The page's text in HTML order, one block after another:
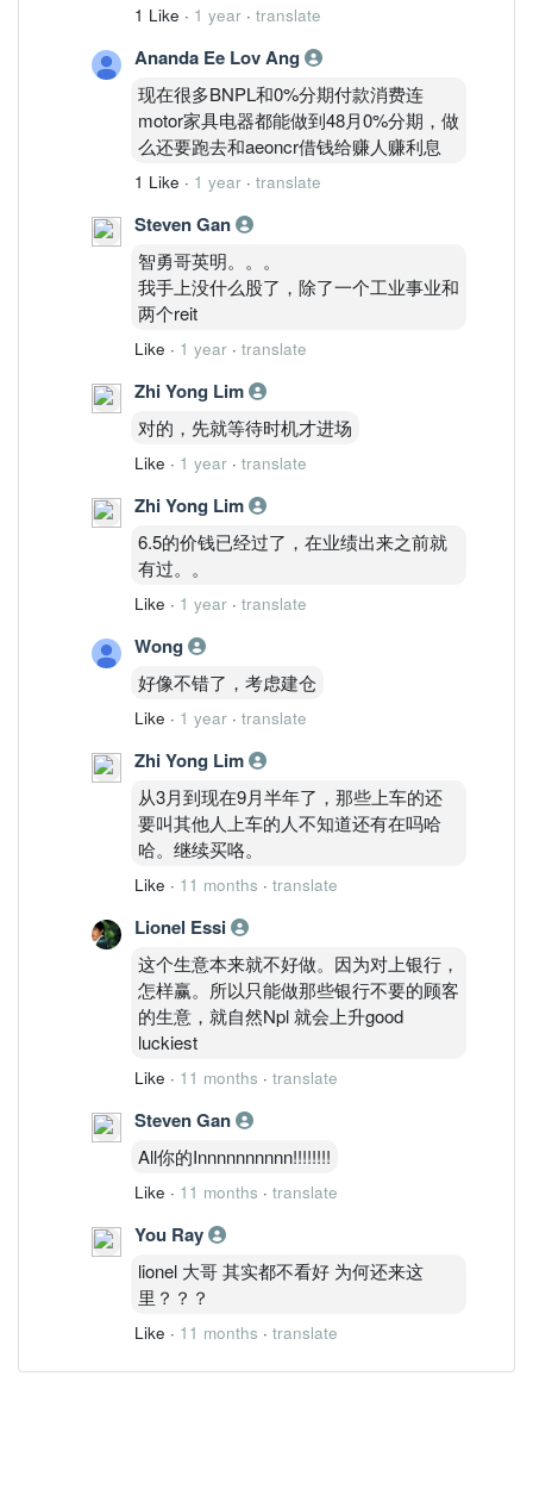
1 Like · 1 year · translate
Ananda Ee Lov Ang
现在很多BNPL和0%分期付款消费连
motor家具电器都能做到48月0%分期，做
么还要跑去和aeoncr借钱给赚人赚利息
1 Like · 1 year · translate
Steven Gan
智勇哥英明。。。
我手上没什么股了，除了一个工业事业和
两个reit
Like · 1 year · translate
Zhi Yong Lim
对的，先就等待时机才进场
Like · 1 year · translate
Zhi Yong Lim
6.5的价钱已经过了，在业绩出来之前就
有过。。
Like · 1 year · translate
Wong
好像不错了，考虑建仓
Like · 1 year · translate
Zhi Yong Lim
从3月到现在9月半年了，那些上车的还
要叫其他人上车的人不知道还有在吗哈
哈。继续买咯。
Like · 11 months · translate
Lionel Essi
这个生意本来就不好做。因为对上银行，
怎样赢。所以只能做那些银行不要的顾客
的生意，就自然Npl 就会上升good
luckiest
Like · 11 months · translate
Steven Gan
All你的Innnnnnnnnn!!!!!!!!
Like · 11 months · translate
You Ray
lionel 大哥 其实都不看好 为何还来这
里？？？
Like · 11 months · translate